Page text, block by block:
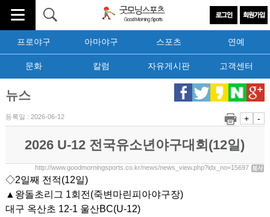
프로야구 아마야구 스포츠 연예
문화 칼럼 자유게시판 고객센터
뉴스
등록일 : 2026-06-12 + -
2026 U-12 전국유소년야구대회(12일)
http://www.goodmorningsports.co.kr/news/news_view.php?idx_no=15697
◇2일째 전적(12일)
▲왕돌초리그 1회전(죽변마린피아야구장)
대구 옥산초 12-1 울산BC(U-12)